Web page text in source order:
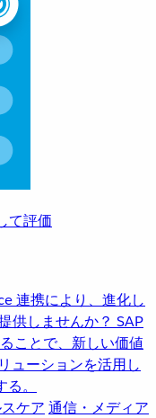
て評価
連携により、進化し
供しませんか？ SAP
ことで、新しい価値
ューションを活用し
。
ケア 通信・メディア